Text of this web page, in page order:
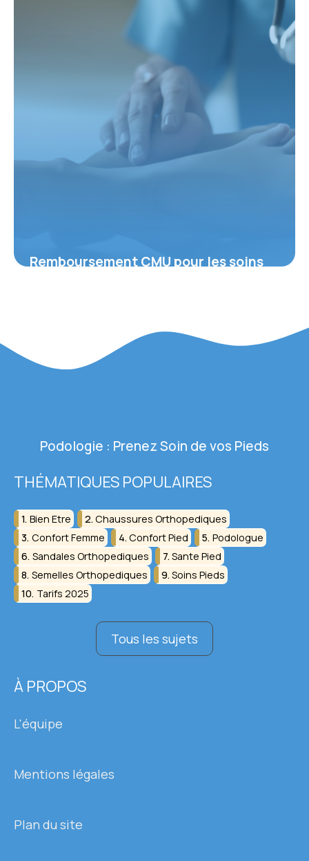
Remboursement CMU pour les soins
THÉMATIQUES POPULAIRES
Bien Etre
Chaussures Orthopediques
Confort Femme
Confort Pied
Podologue
Sandales Orthopediques
Sante Pied
Semelles Orthopediques
Soins Pieds
Tarifs 2025
Tous les sujets
Podologie : Prenez Soin de vos Pieds
À PROPOS
L'équipe
Mentions légales
Plan du site